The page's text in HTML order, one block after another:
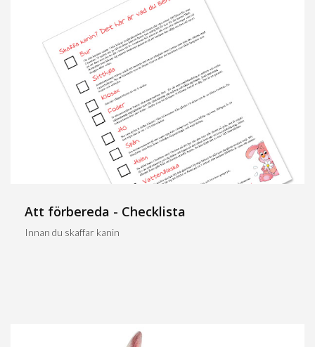
Att förbereda - Checklista
Innan du skaffar kanin